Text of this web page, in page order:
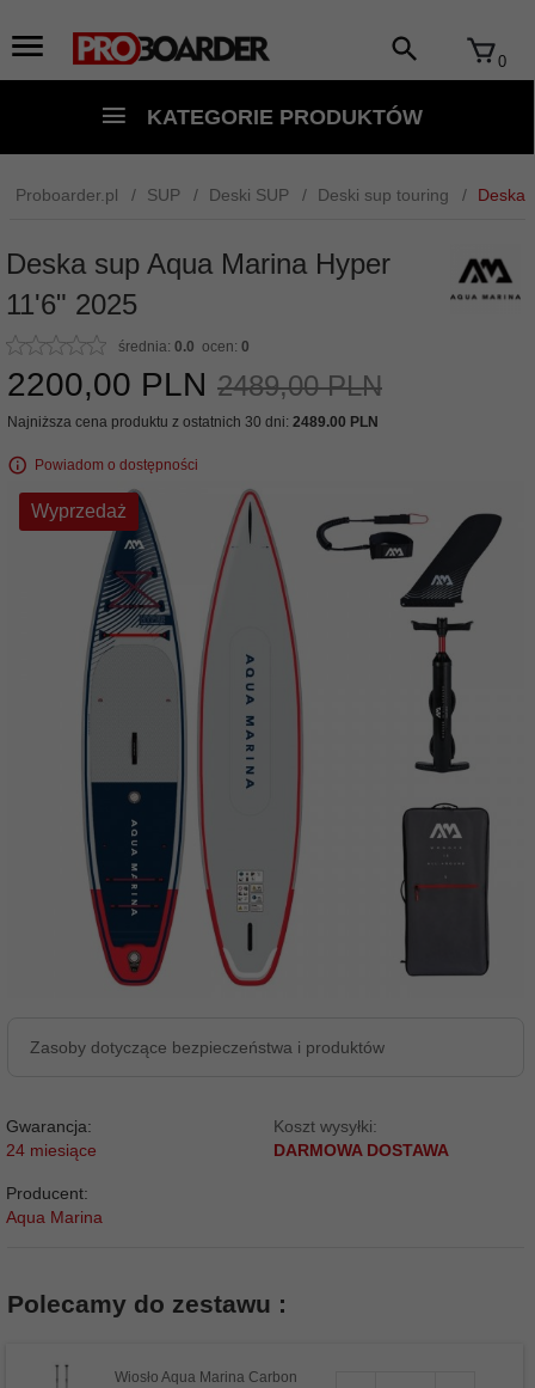
0
KATEGORIE PRODUKTÓW
Proboarder.pl SUP Deski SUP Deski sup touring Deska
Deska sup Aqua Marina Hyper
11'6" 2025
średnia: 0.0 ocen: 0
2200,00 PLN 2489,00 PLN
Najniższa cena produktu z ostatnich 30 dni: 2489.00 PLN
Powiadom o dostępności
Wyprzedaż
Zasoby dotyczące bezpieczeństwa i produktów
Gwarancja:
24 miesiące
Koszt wysyłki:
DARMOWA DOSTAWA
Producent:
Aqua Marina
Polecamy do zestawu :
Wiosło Aqua Marina Carbon